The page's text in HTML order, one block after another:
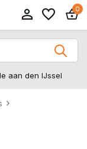
0
aan den IJssel